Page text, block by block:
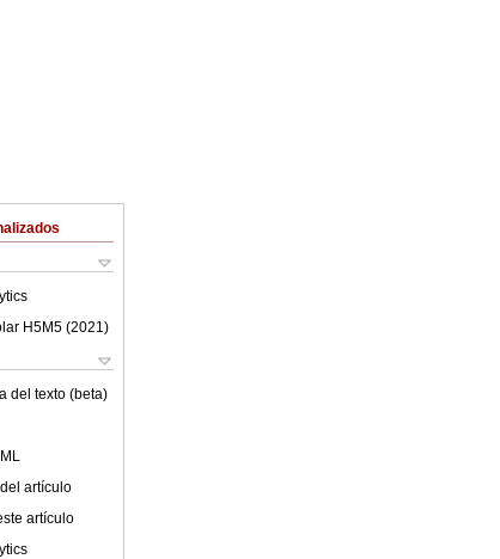
H5M5 (2021 )
del texto (beta)
artículo
artículo